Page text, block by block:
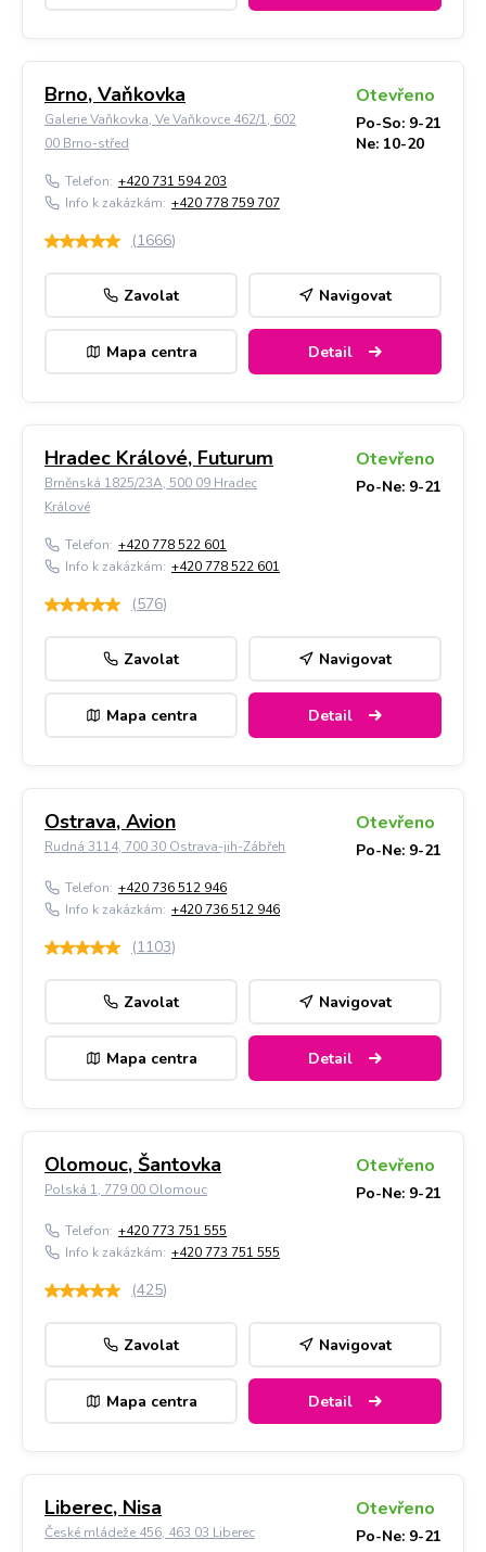
Brno, Vaňkovka
Galerie Vaňkovka, Ve Vaňkovce 462/1, 602
00 Brno-střed
Otevřeno
Po-So: 9-21
Ne: 10-20
Telefon: +420 731 594 203
Info k zakázkám: +420 778 759 707
(1666)
Zavolat Navigovat
Mapa centra Detail
Hradec Králové, Futurum
Brněnská 1825/23A, 500 09 Hradec
Králové
Otevřeno
Po-Ne: 9-21
Telefon: +420 778 522 601
Info k zakázkám: +420 778 522 601
(576)
Zavolat Navigovat
Mapa centra Detail
Ostrava, Avion
Rudná 3114, 700 30 Ostrava-jih-Zábřeh
Otevřeno
Po-Ne: 9-21
Telefon: +420 736 512 946
Info k zakázkám: +420 736 512 946
(1103)
Zavolat Navigovat
Mapa centra Detail
Olomouc, Šantovka
Polská 1, 779 00 Olomouc
Otevřeno
Po-Ne: 9-21
Telefon: +420 773 751 555
Info k zakázkám: +420 773 751 555
(425)
Zavolat Navigovat
Mapa centra Detail
Liberec, Nisa
České mládeže 456, 463 03 Liberec
Otevřeno
Po-Ne: 9-21